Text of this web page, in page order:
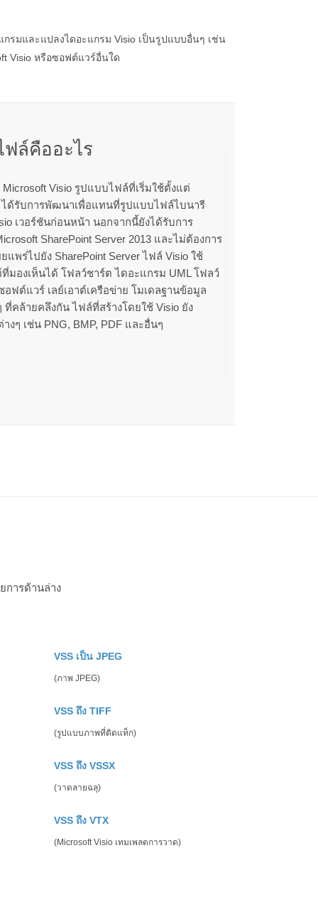
กรมและแปลงไดอะแกรม Visio เป็นรูปแบบอื่นๆ เช่น
Visio หรือซอฟต์แวร์อื่นใด
ล์คืออะไร
Visio รูปแบบไฟล์ที่เริ่มใช้ตั้งแต่
ได้รับการพัฒนาเพื่อแทนที่รูปแบบไฟล์ไบนารี
เวอร์ชันก่อนหน้า นอกจากนี้ยังได้รับการ
SharePoint Server 2013 และไม่ต้องการ
พร่ไปยัง SharePoint Server ไฟล์ Visio ใช้
มองเห็นได้ โฟลว์ชาร์ต ไดอะแกรม UML โฟลว์
ฟต์แวร์ เลย์เอาต์เครือข่าย โมเดลฐานข้อมูล
คล้ายคลึงกัน ไฟล์ที่สร้างโดยใช้ Visio ยัง
ๆ เช่น PNG, BMP, PDF และอื่นๆ
การด้านล่าง
VSS เป็น JPEG
(ภาพ JPEG)
VSS ถึง TIFF
(รูปแบบภาพที่ติดแท็ก)
VSS ถึง VSSX
(วาดลายฉลุ)
VSS ถึง VTX
(Microsoft Visio เทมเพลตการวาด)